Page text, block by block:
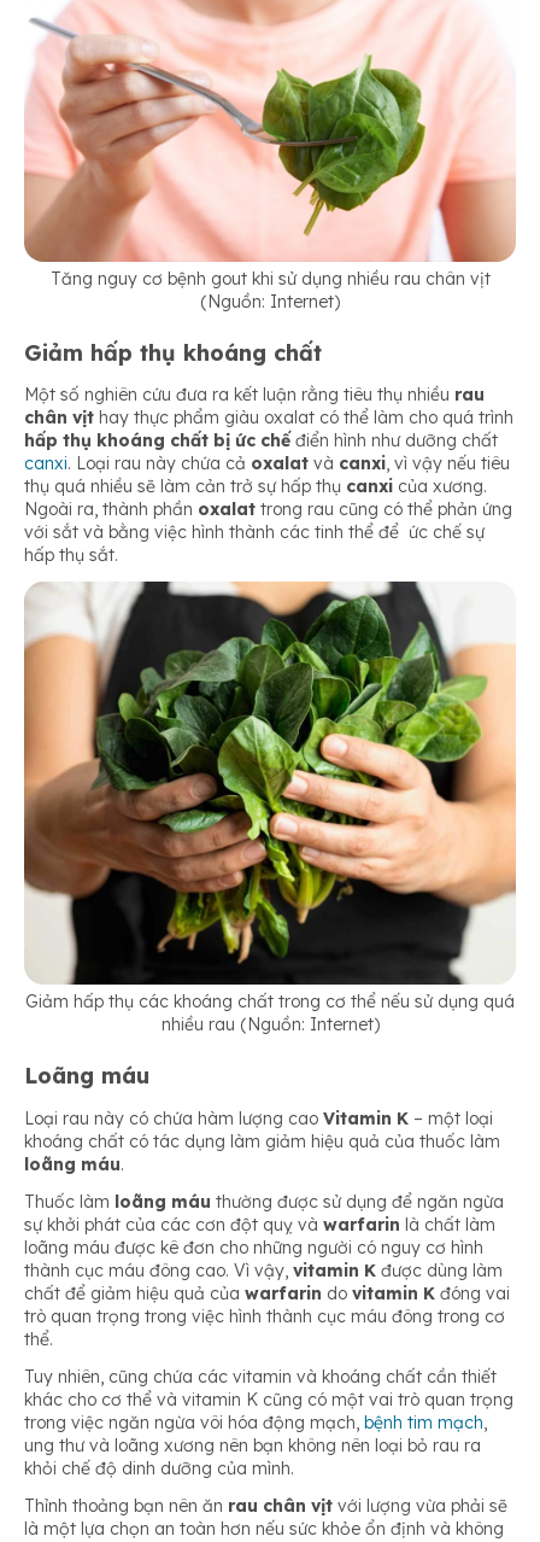
Tăng nguy cơ bệnh gout khi sử dụng nhiều rau chân vịt
(Nguồn: Internet)
Giảm hấp thụ khoáng chất
Một số nghiên cứu đưa ra kết luận rằng tiêu thụ nhiều rau
chân vịt hay thực phẩm giàu oxalat có thể làm cho quá trình
hấp thụ khoáng chất bị ức chế điển hình như dưỡng chất
canxi. Loại rau này chứa cả oxalat và canxi, vì vậy nếu tiêu
thụ quá nhiều sẽ làm cản trở sự hấp thụ canxi của xương.
Ngoài ra, thành phần oxalat trong rau cũng có thể phản ứng
với sắt và bằng việc hình thành các tinh thể để ức chế sự
hấp thụ sắt.
Giảm hấp thụ các khoáng chất trong cơ thể nếu sử dụng quá
nhiều rau (Nguồn: Internet)
Loãng máu
Loại rau này có chứa hàm lượng cao Vitamin K – một loại
khoáng chất có tác dụng làm giảm hiệu quả của thuốc làm
loãng máu.
Thuốc làm loãng máu thường được sử dụng để ngăn ngừa
sự khởi phát của các cơn đột quỵ và warfarin là chất làm
loãng máu được kê đơn cho những người có nguy cơ hình
thành cục máu đông cao. Vì vậy, vitamin K được dùng làm
chất để giảm hiệu quả của warfarin do vitamin K đóng vai
trò quan trọng trong việc hình thành cục máu đông trong cơ
thể.
Tuy nhiên, cũng chứa các vitamin và khoáng chất cần thiết
khác cho cơ thể và vitamin K cũng có một vai trò quan trọng
trong việc ngăn ngừa vôi hóa động mạch, bệnh tim mạch
ung thư và loãng xương nên bạn không nên loại bỏ rau ra
khỏi chế độ dinh dưỡng của mình.
Thỉnh thoảng bạn nên ăn rau chân vịt với lượng vừa phải sẽ
là một lựa chọn an toàn hơn nếu sức khỏe ổn định và không